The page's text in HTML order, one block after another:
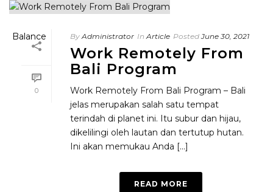
0
By Administrator In Article Posted June 30, 2021
Work Remotely From
Bali Program
Work Remotely From Bali Program – Bali
jelas merupakan salah satu tempat
terindah di planet ini. Itu subur dan hijau,
dikelilingi oleh lautan dan tertutup hutan.
Ini akan memukau Anda [...]
READ MORE